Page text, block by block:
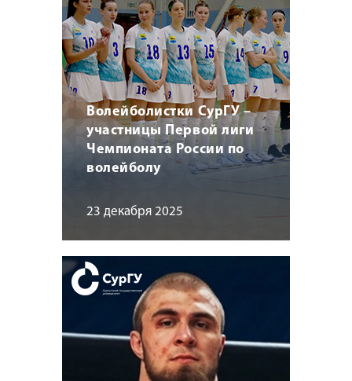
Волейболистки СурГУ –
участницы Первой лиги
Чемпионата России по
волейболу
23 декабря 2025